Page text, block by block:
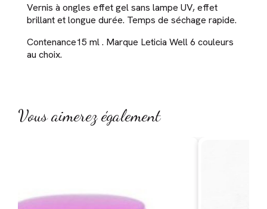
Vernis à ongles effet gel sans lampe UV, effet
brillant et longue durée. Temps de séchage rapide.
Contenance15 ml . Marque Leticia Well 6 couleurs
au choix.
Vous aimerez également